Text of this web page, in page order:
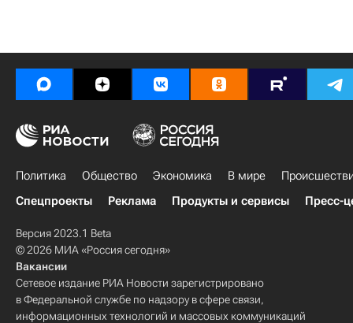
Политика Общество Экономика В мире
Спецпроекты
Реклама Продукты и сервисы Пресс-
Версия 2023.1 Beta
© 2026 МИА «Россия сегодня»
Вакансии
Сетевое издание РИА Новости зарегистрировано
в Федеральной службе по надзору в сфере связи,
информационных технологий и массовых коммуникаций